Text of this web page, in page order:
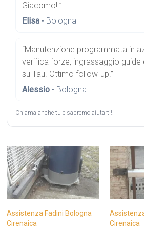
Giacomo! ”
Elisa • Bologna
“Manutenzione programmata in
verifica forze, ingrassaggio guide
su Tau. Ottimo follow-up.”
Alessio • Bologna
Chiama anche tu e sapremo aiutarti!.
Assistenza Fadini Bologna
Cirenaica
Cirenaica